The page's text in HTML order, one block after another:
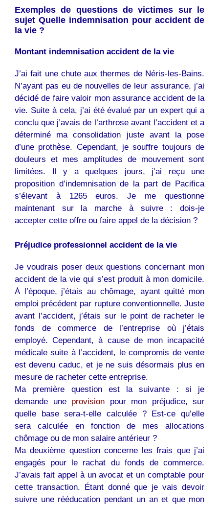
Exemples de questions de victimes sur le
sujet Quelle indemnisation pour accident de
la vie ?
Montant indemnisation accident de la vie
J’ai fait une chute aux thermes de Néris-les-Bains.
N’ayant pas eu de nouvelles de leur assurance, j’ai
décidé de faire valoir mon assurance accident de la
vie. Suite à cela, j’ai été évalué par un expert qui a
conclu que j’avais de l’arthrose avant l’accident et a
déterminé ma consolidation juste avant la pose
d’une prothèse. Cependant, je souffre toujours de
douleurs et mes amplitudes de mouvement sont
limitées. Il y a quelques jours, j’ai reçu une
proposition d’indemnisation de la part de Pacifica
s’élevant à 1265 euros. Je me questionne
maintenant sur la marche à suivre : dois-je
accepter cette offre ou faire appel de la décision ?
Préjudice professionnel accident de la vie
Je voudrais poser deux questions concernant mon
accident de la vie qui s’est produit à mon domicile.
À l’époque, j’étais au chômage, ayant quitté mon
emploi précédent par rupture conventionnelle. Juste
avant l’accident, j’étais sur le point de racheter le
fonds de commerce de l’entreprise où j’étais
employé. Cependant, à cause de mon incapacité
médicale suite à l’accident, le compromis de vente
est devenu caduc, et je ne suis désormais plus en
mesure de racheter cette entreprise.
Ma première question est la suivante : si je
demande une provision pour mon préjudice, sur
quelle base sera-t-elle calculée ? Est-ce qu’elle
sera calculée en fonction de mes allocations
chômage ou de mon salaire antérieur ?
Ma deuxième question concerne les frais que j’ai
engagés pour le rachat du fonds de commerce.
J’avais fait appel à un avocat et un comptable pour
cette transaction. Étant donné que je vais devoir
suivre une rééducation pendant un an et que mon